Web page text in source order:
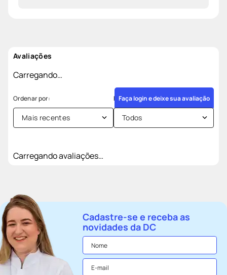
Avaliações
Carregando…
Faça login e deixe sua avaliação
Mais recentes Todos
Carregando avaliações…
Cadastre-se e receba as
novidades da DC